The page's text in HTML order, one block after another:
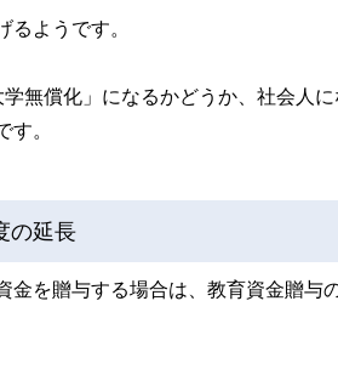
ようです。
無償化」になるかどうか、社会人
す。
の延長
金を贈与する場合は、教育資金贈与